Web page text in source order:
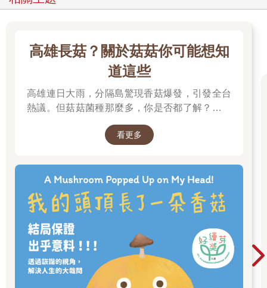
但這還只是總排放量的一半。另一半已經由地球吸收了──有25%
化，能吸收的溶解相二氧化碳也會跟著變少（二氧化碳會溶解在
水中形成碳酸）。隨著我們持續砍伐森林，把土地轉為農耕及都
市化使用，能吸收二氧化碳的植被就越來越少，再次降低了二氧
證據明確顯示，大氣層中的溫室氣體濃度，從十八世紀工業革命
以來就一直上升。如今大氣層中二氧化碳和甲烷的濃度，是過去
至少300萬年來最高的時候。百年內我們排放到大氣層中的碳量，
冰期。
當前的科學共識認為，目前大氣層中的溫室氣體濃度變化，已經
造成全球的氣溫上升。從一八八○年起，全球平均地面溫度已經增
加了攝氏1.1度。這樣的暖化伴隨著海洋明顯變暖，海平面上升超
過24公分，北極海冰下降50%，極端天氣事件的次數也增加了。
我們排放到大氣層中的碳越來越多，氣候變遷的影響將會對人類
社會造成越來越大的威脅和考驗。
針對氣候變遷問題，在科學、政治等層面的可能解決辦法，將會
高雄長菇？關於菇菇你可能想知
道這些
高雄連日大雨，分隔島驚現香菇爆發，引發全台
熱議。但菇菇菌種那麼多，你是否都了解？邀請
看更多